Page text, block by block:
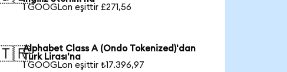
1 GOOGLon eşittir £271,56
Alphabet Class A (Ondo Tokenized)'dan
Türk Lirası'na
1 GOOGLon eşittir ₺17.396,97